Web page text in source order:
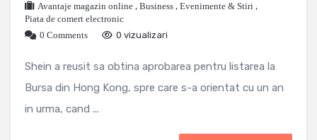
Avantaje magazin online , Business , Evenimente & Stiri ,
Piata de comert electronic
0 Comments
0 vizualizari
Shein a reusit sa obtina aprobarea pentru listarea la
Bursa din Hong Kong, spre care s-a orientat cu un an
in urma, cand ...